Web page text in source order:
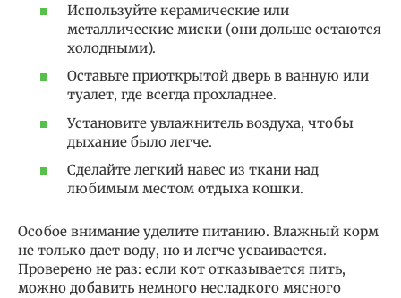
Используйте керамические или
металлические миски (они дольше остаются
холодными).
Оставьте приоткрытой дверь в ванную или
туалет, где всегда прохладнее.
Установите увлажнитель воздуха, чтобы
дыхание было легче.
Сделайте легкий навес из ткани над
любимым местом отдыха кошки.
Особое внимание уделите питанию. Влажный корм
не только дает воду, но и легче усваивается.
Проверено не раз: если кот отказывается пить,
можно добавить немного несладкого мясного